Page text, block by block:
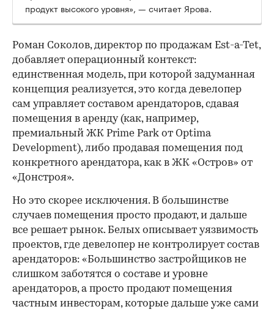
продукт высокого уровня», — считает Ярова.
Роман Соколов, директор по продажам Est-a-Tet,
добавляет операционный контекст:
единственная модель, при которой задуманная
концепция реализуется, это когда девелопер
сам управляет составом арендаторов, сдавая
помещения в аренду (как, например,
премиальный ЖК Prime Park от Optima
Development), либо продавая помещения под
конкретного арендатора, как в ЖК «Остров» от
«Донстроя».
Но это скорее исключения. В большинстве
случаев помещения просто продают, и дальше
все решает рынок. Белых описывает уязвимость
проектов, где девелопер не контролирует состав
арендаторов: «Большинство застройщиков не
слишком заботятся о составе и уровне
арендаторов, а просто продают помещения
частным инвесторам, которые дальше уже сами